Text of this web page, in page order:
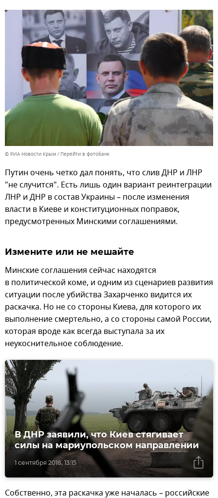
© РИА Новости Крым Перейти в фотобанк
Путин очень четко дал понять, что слив ДНР и ЛНР
"не случится". Есть лишь один вариант реинтеграции
ЛНР и ДНР в состав Украины – после изменения
власти в Киеве и конституционных поправок,
предусмотренных Минскими соглашениями.
Измените или не мешайте
Минские соглашения сейчас находятся
в политической коме, и одним из сценариев развития
ситуации после убийства Захарченко видится их
раскачка. Но не со стороны Киева, для которого их
выполнение смертельно, а со стороны самой России,
которая вроде как всегда выступала за их
неукоснительное соблюдение.
1 сентября 2018, 13:15
В ДНР заявили, что Киев стягивает
силы на мариупольском направлении
Собственно, эта раскачка уже началась – российские